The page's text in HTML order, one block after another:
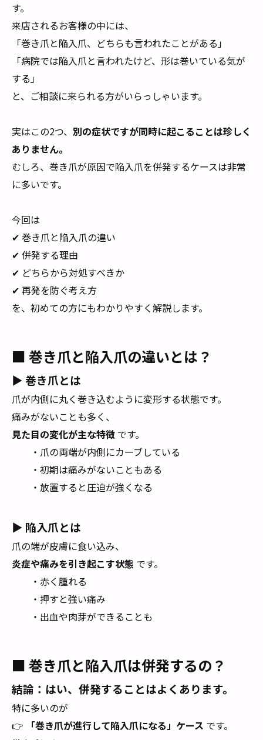
す。
来店されるお客様の中には、
「巻き爪と陥入爪、どちらも言われたことがある」
「病院では陥入爪と言われたけど、形は巻いている気が
する」
と、ご相談に来られる方がいらっしゃいます。
実はこの2つ、 別の症状ですが同時に起こることは珍しく
ありません。
むしろ、巻き爪が原因で陥入爪を併発するケースは非常
に多いです。
今回は
✔ 巻き爪と陥入爪の違い
✔ 併発する理由
✔ どちらから対処すべきか
✔ 再発を防ぐ考え方
を、初めての方にもわかりやすく解説します。
■ 巻き爪と陥入爪の違いとは？
▶ 巻き爪とは
爪が内側に丸く巻き込むように変形する状態です。
痛みがないことも多く、
見た目の変化が主な特徴 です。
・爪の両端が内側にカーブしている
・初期は痛みがないこともある
・放置すると圧迫が強くなる
▶ 陥入爪とは
爪の端が皮膚に食い込み、
炎症や痛みを引き起こす状態 です。
・赤く腫れる
・押すと強い痛み
・出血や肉芽ができることも
■ 巻き爪と陥入爪は併発するの？
結論： はい、併発することはよくあります。
特に多いのが
👉
「巻き爪が進行して陥入爪になる」ケース です。